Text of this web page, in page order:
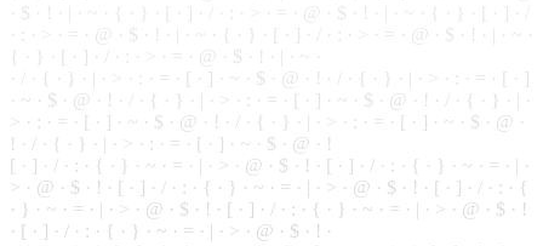
{ · } · [ · ] · / · : · > · = · @ · $ · ! · | · ~ ·
· / · { · } · | · > · : ·
· [ · ] · ~ · $ · @ · ! · / · { · } · | · > · : · = · [ · ]
· ~ · $ · @ · ! · / · { · } · | · > · : · = · [ · ] · ~ · $ · @ · ! · / · { · } · | ·
> · : · = · [ · ] · ~ · $ · @ · ! · / · { · } · | · > · : · = · [ · ] · ~ · $ · @ ·
! ·
· { · } · | · > · : · = · [ · ] · ~ · $ · @ · !
[ · ] · / · : · { · } · ~ · = · | · > · @ · $ · ! · [ · ] · / · : · { · } · ~ · = · | ·
> · @ · $ · ! · [ · ] · / · : · { · } · ~ · = · | · > · @ · $ · ! · [ · ] · / · : · {
· } · ~ · = · | · > · @ · $ · ! · [ · ] · / · : · { · } · ~ · = · | · > · @ · $ · !
· [ · ] · / · : · { · } · ~ · = · | · > · @ · $ · ! ·